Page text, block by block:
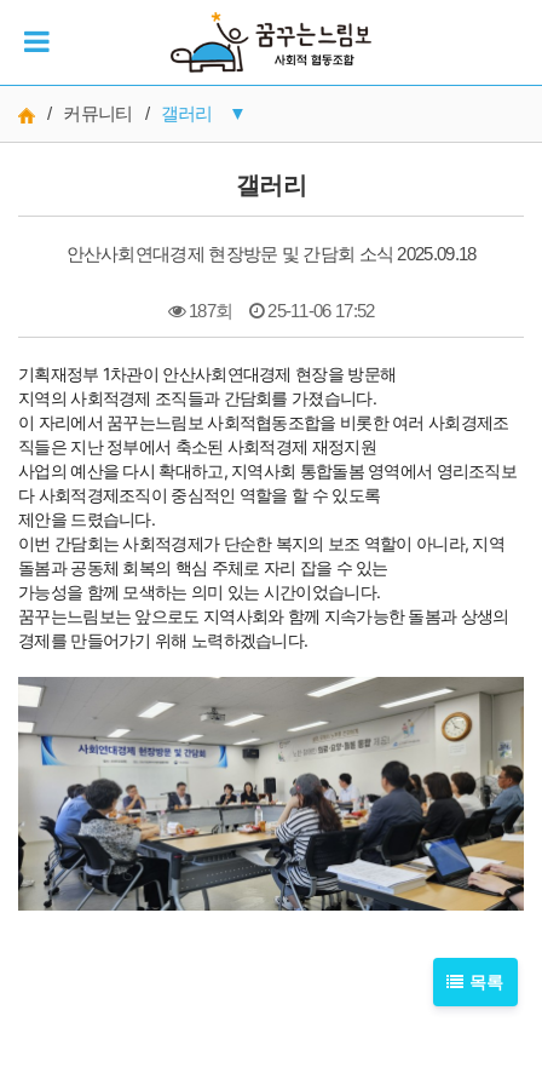
/ 커뮤니티 / 갤러리 ▼
재정보고
갤러리
자료실
MOU기관
갤러리
안산사회연대경제 현장방문 및 간담회 소식 2025.09.18
187회 25-11-06 17:52
본문
기획재정부 1차관이 안산사회연대경제 현장을 방문해
지역의 사회적경제 조직들과 간담회를 가졌습니다.
이 자리에서 꿈꾸는느림보 사회적협동조합을 비롯한 여러 사회경제조
직들은 지난 정부에서 축소된 사회적경제 재정지원
사업의 예산을 다시 확대하고, 지역사회 통합돌봄 영역에서 영리조직보
다 사회적경제조직이 중심적인 역할을 할 수 있도록
제안을 드렸습니다.
이번 간담회는 사회적경제가 단순한 복지의 보조 역할이 아니라, 지역
돌봄과 공동체 회복의 핵심 주체로 자리 잡을 수 있는
가능성을 함께 모색하는 의미 있는 시간이었습니다.
꿈꾸는느림보는 앞으로도 지역사회와 함께 지속가능한 돌봄과 상생의
경제를 만들어가기 위해 노력하겠습니다.
목록